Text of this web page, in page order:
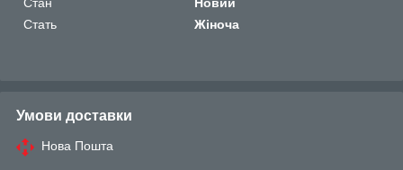
Стать
Жіноча
Умови доставки
Нова Пошта